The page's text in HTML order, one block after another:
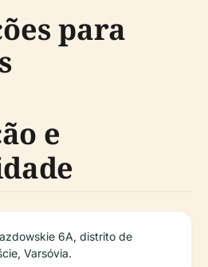
para
e
6A, distrito de
Varsóvia.